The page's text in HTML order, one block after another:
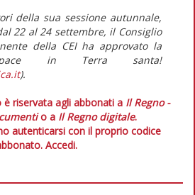
della sua sessione autunnale,
22 al 24 settembre, il Consiglio
della CEI ha approvato la
in Terra santa!
).
riservata agli abbonati a Il Regno -
o a Il Regno digitale.
autenticarsi con il proprio codice
Accedi.